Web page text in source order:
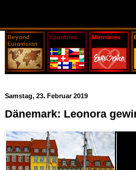
Samstag, 23. Februar 2019
Dänemark: Leonora